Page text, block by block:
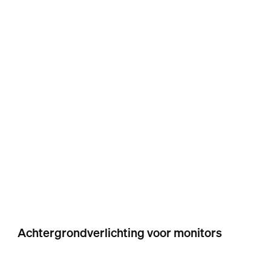
Achtergrondverlichting voor monitors